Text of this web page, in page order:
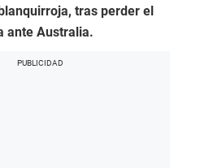
tras perder el
ante Australia.